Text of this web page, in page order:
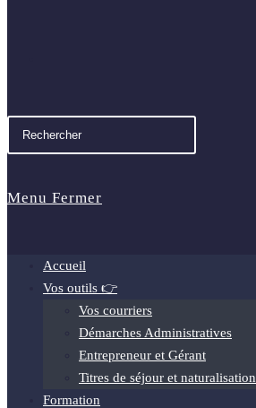
Menu Fermer
Accueil
Vos outils 👉
Vos courriers
Démarches Administratives
Entrepreneur et Gérant
Titres de séjour et naturalisation
Formation